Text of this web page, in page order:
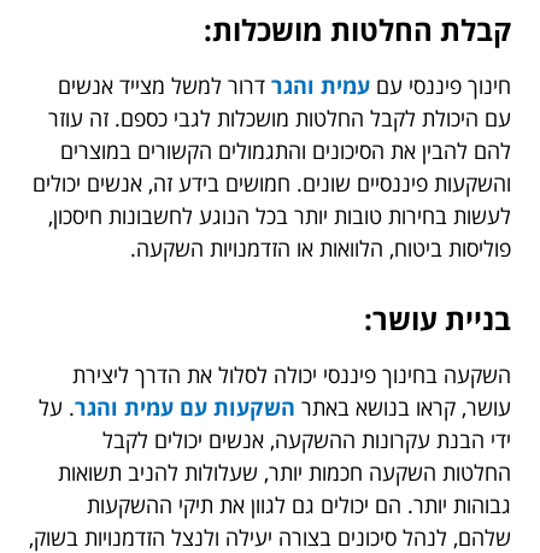
קבלת החלטות מושכלות:
חינוך פיננסי עם עמית והגר דרור למשל מצייד אנשים
עם היכולת לקבל החלטות מושכלות לגבי כספם. זה עוזר
להם להבין את הסיכונים והתגמולים הקשורים במוצרים
והשקעות פיננסיים שונים. חמושים בידע זה, אנשים יכולים
לעשות בחירות טובות יותר בכל הנוגע לחשבונות חיסכון,
פוליסות ביטוח, הלוואות או הזדמנויות השקעה.
בניית עושר:
השקעה בחינוך פיננסי יכולה לסלול את הדרך ליצירת
עושר, קראו בנושא באתר השקעות עם עמית והגר. על
ידי הבנת עקרונות ההשקעה, אנשים יכולים לקבל
החלטות השקעה חכמות יותר, שעלולות להניב תשואות
גבוהות יותר. הם יכולים גם לגוון את תיקי ההשקעות
שלהם, לנהל סיכונים בצורה יעילה ולנצל הזדמנויות בשוק,